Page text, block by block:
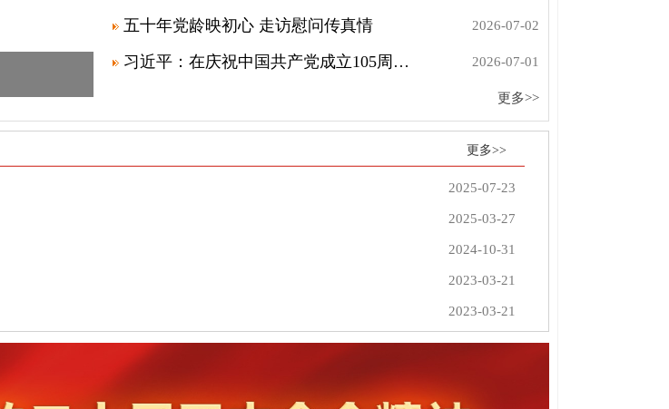
五十年党龄映初心 走访慰问传真情
五十年党龄映初心 走访慰问传真情 2026-07-02
习近平：在庆祝中国共产党成立105周年大会上的讲话 2026-07-01
更多>>
更多>>
2025-07-23
2025-03-27
2024-10-31
2023-03-21
2023-03-21